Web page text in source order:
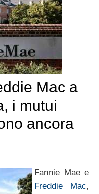
Mac a
i mutui
ancora
Fannie Mae e
Freddie Mac,